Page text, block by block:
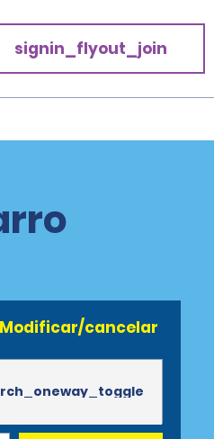
signin_flyout_join
cancelar